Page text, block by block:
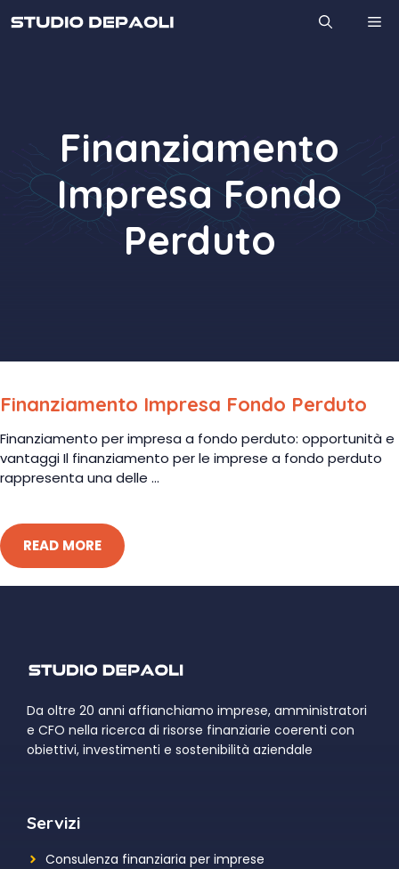
al
Finanziamento
Impresa Fondo
Perduto
Finanziamento Impresa Fondo Perduto
Finanziamento per impresa a fondo perduto: opportunità e
vantaggi Il finanziamento per le imprese a fondo perduto
rappresenta una delle ...
READ MORE
Da oltre 20 anni affianchiamo imprese, amministratori
e CFO nella ricerca di risorse finanziarie coerenti con
obiettivi, investimenti e sostenibilità aziendale
Servizi
Consulenza finanziaria per imprese